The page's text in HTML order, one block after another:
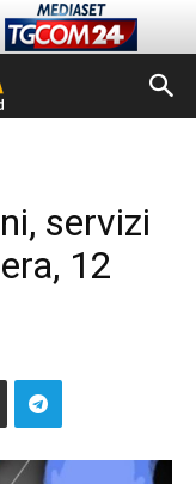
servizi
12